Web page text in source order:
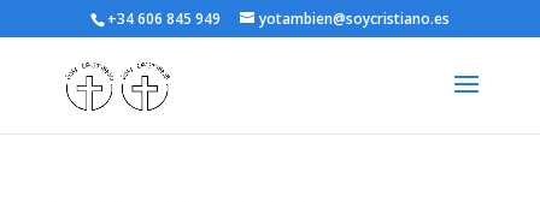
+34 606 845 949 yotambien@soycristiano.es